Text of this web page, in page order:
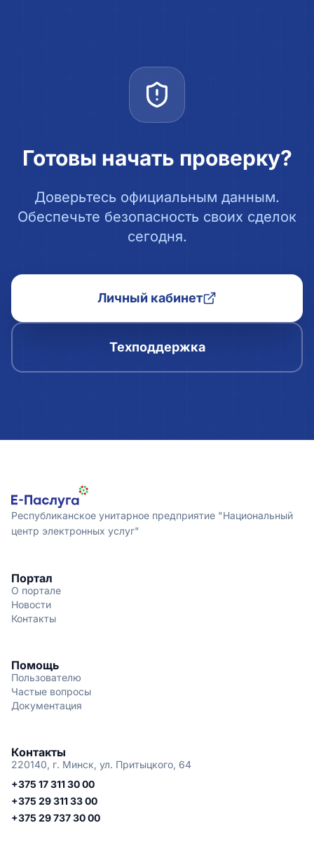
Готовы начать проверку?
Доверьтесь официальным данным.
Обеспечьте безопасность своих сделок
сегодня.
Личный кабинет
Техподдержка
Республиканское унитарное предприятие "Национальный
центр электронных услуг"
Портал
О портале
Новости
Контакты
Помощь
Пользователю
Частые вопросы
Документация
Контакты
220140, г. Минск, ул. Притыцкого, 64
+375 17 311 30 00
+375 29 311 33 00
+375 29 737 30 00